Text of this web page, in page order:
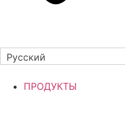
Русский
ПРОДУКТЫ